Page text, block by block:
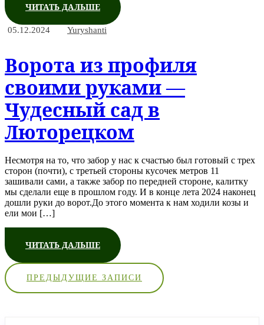
ЧИТАТЬ ДАЛЬШЕ
05.12.2024 Yuryshanti
Ворота из профиля
своими руками —
Чудесный сад в
Люторецком
Несмотря на то, что забор у нас к счастью был готовый с трех
сторон (почти), с третьей стороны кусочек метров 11
зашивали сами, а также забор по передней стороне, калитку
мы сделали еще в прошлом году. И в конце лета 2024 наконец
дошли руки до ворот.До этого момента к нам ходили козы и
ели мои […]
ЧИТАТЬ ДАЛЬШЕ
Навигация
по
ПРЕДЫДУЩИЕ ЗАПИСИ